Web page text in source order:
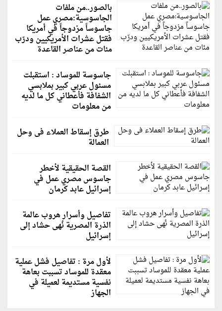
بالصور..من ملفات
الجاسوسية:مصري عمل
جاسوساً مزدوجاً في أمريكا
فقتل عشرات الأمريكيين ودرّب
مئات من عناصر القاعدة
جاسوسة للموساد : استقبلت
مسئول عربي كبير بملابسي
الشفافة فأعطاني كل ما لديه
من معلومات
طرق إسقاط العملاء فى وحل
العمالة
القصة الحقيقية لأخطر
جاسوس مصري عمل في
إسرائيل عابد كرمان
تفاصيل وأسرار هروب عالمة
الذرة المصرية نُهى حشاد إلى
إسرائيل
لأول مرة : تفاصيل فشل عملية
معقدة للموساد تسببت بعاهة
نفسية مستديمة لعميلة في
الجهاز